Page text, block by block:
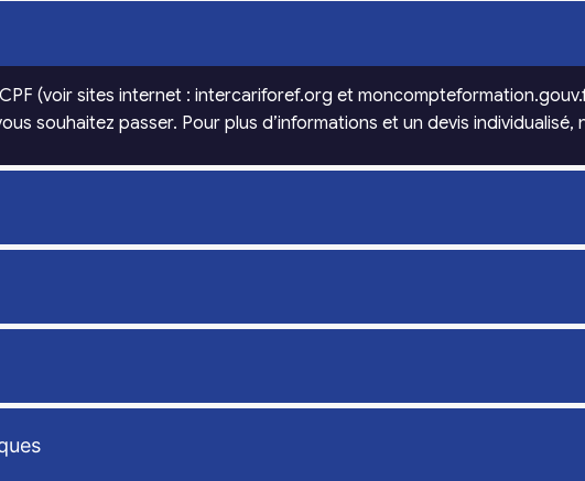
(voir sites internet : intercariforef.org et
souhaitez passer. Pour plus d’informations et un devis individualisé,